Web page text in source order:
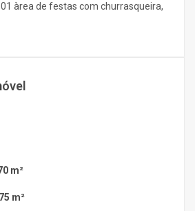
àrea de festas com churrasqueira,
m²
m²